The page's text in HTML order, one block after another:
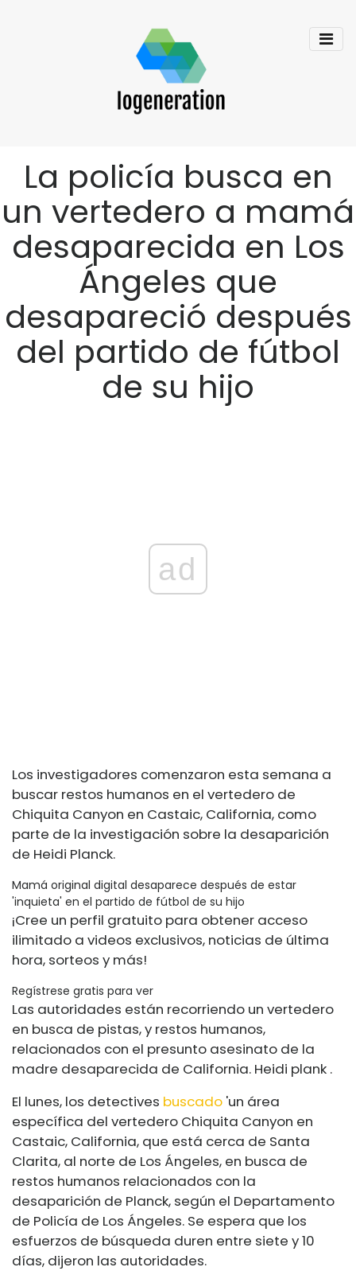
La policía busca en
un vertedero a mamá
desaparecida en Los
Ángeles que
desapareció después
del partido de fútbol
de su hijo
ad
Los investigadores comenzaron esta semana a
buscar restos humanos en el vertedero de
Chiquita Canyon en Castaic, California, como
parte de la investigación sobre la desaparición
de Heidi Planck.
Mamá original digital desaparece después de estar
'inquieta' en el partido de fútbol de su hijo
¡Cree un perfil gratuito para obtener acceso
ilimitado a videos exclusivos, noticias de última
hora, sorteos y más!
Regístrese gratis para ver
Las autoridades están recorriendo un vertedero
en busca de pistas, y restos humanos,
relacionados con el presunto asesinato de la
madre desaparecida de California. Heidi plank .
El lunes, los detectives buscado 'un área
específica del vertedero Chiquita Canyon en
Castaic, California, que está cerca de Santa
Clarita, al norte de Los Ángeles, en busca de
restos humanos relacionados con la
desaparición de Planck, según el Departamento
de Policía de Los Ángeles. Se espera que los
esfuerzos de búsqueda duren entre siete y 10
días, dijeron las autoridades.